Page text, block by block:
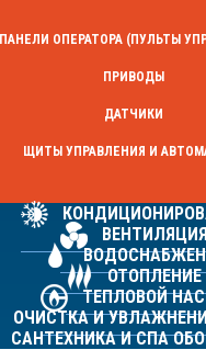
ПАНЕЛИ ОПЕРАТОРА (ПУЛЬТЫ
ПРИВОДЫ
ДАТЧИКИ
ЩИТЫ УПРАВЛЕНИЯ И
ВЕНТИЛЯЦИЯ
ОТОПЛЕНИЕ
ТЕПЛОВОЙ
ОЧИСТКА И
САНТЕХНИКА И СПА